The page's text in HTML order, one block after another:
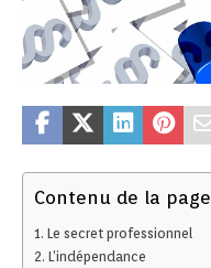
Contenu de la page
Le secret professionnel
L’indépendance